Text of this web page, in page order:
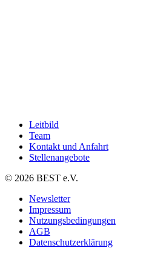
Leitbild
Team
Kontakt und Anfahrt
Stellenangebote
© 2026 BEST e.V.
Newsletter
Impressum
Nutzungsbedingungen
AGB
Datenschutzerklärung